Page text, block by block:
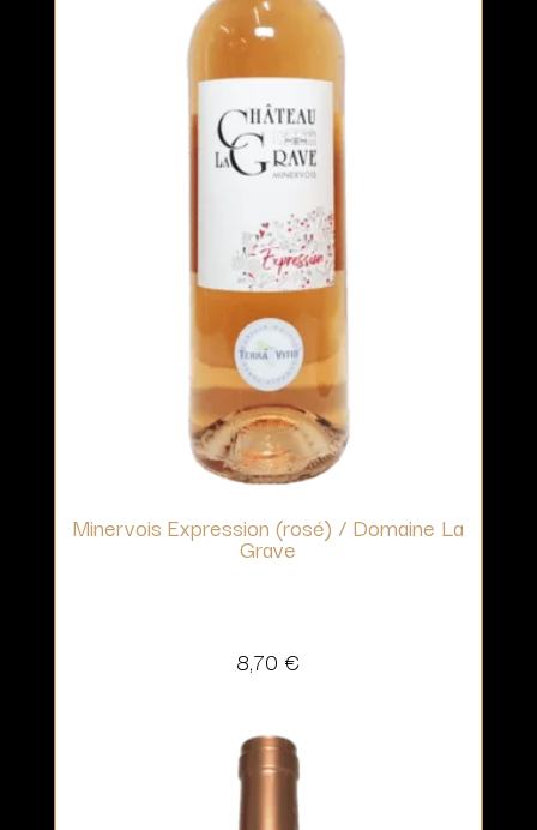
Minervois Expression (rosé) / Domaine La
Grave
8,70 €